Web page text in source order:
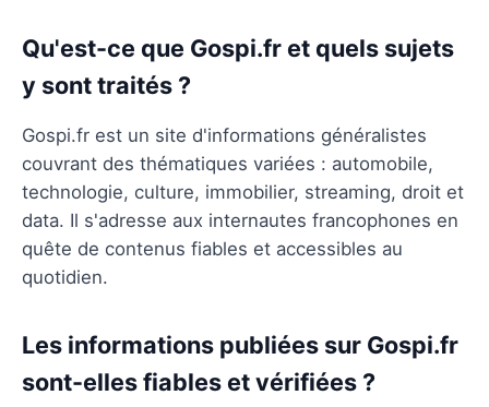
Qu'est-ce que Gospi.fr et quels sujets
y sont traités ?
Gospi.fr est un site d'informations généralistes
couvrant des thématiques variées : automobile,
technologie, culture, immobilier, streaming, droit et
data. Il s'adresse aux internautes francophones en
quête de contenus fiables et accessibles au
quotidien.
Les informations publiées sur Gospi.fr
sont-elles fiables et vérifiées ?